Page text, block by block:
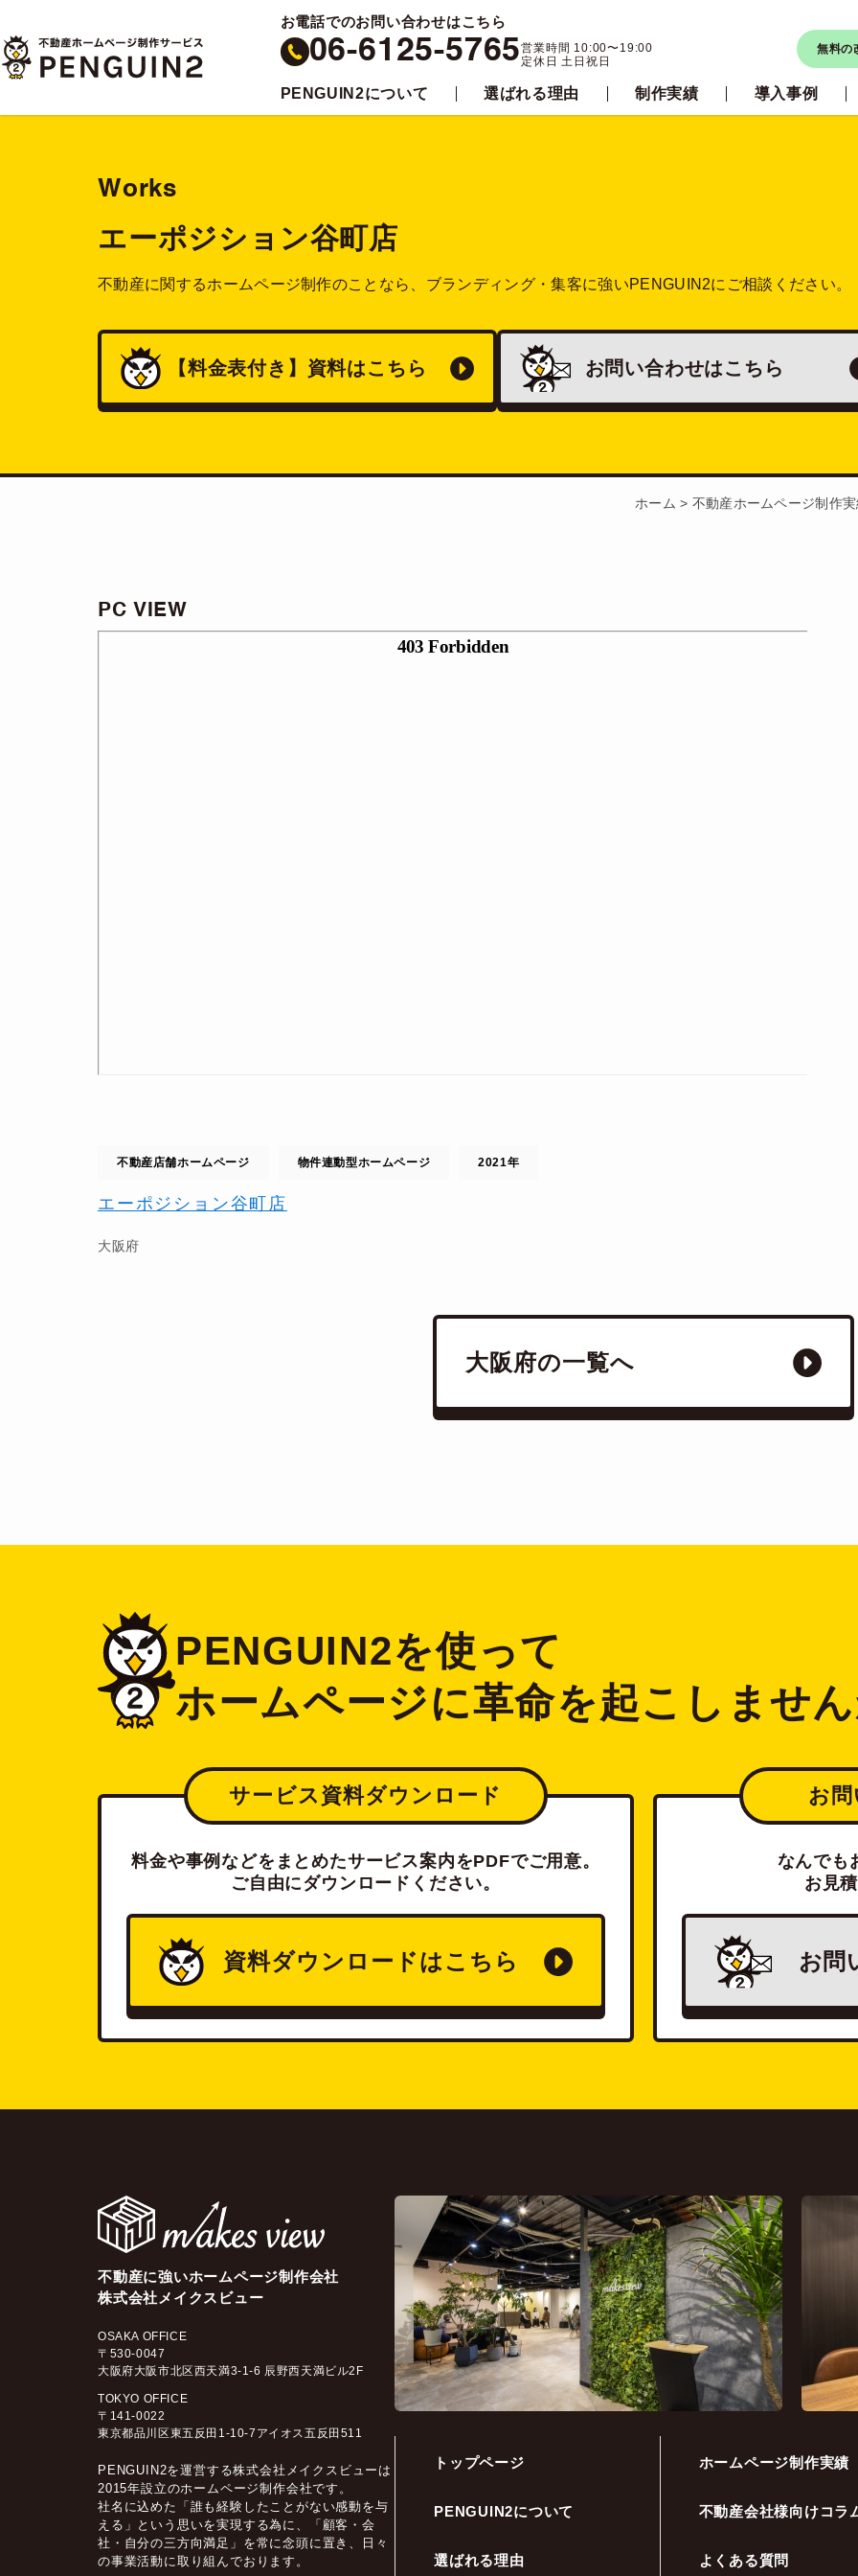
お電話でのお問い合わせはこちら
06-6125-5765営業時間 10:00〜19:00
定休日 土日祝日
無料の
PENGUIN2について 選ばれる理由 制作実績 導入事例
Works
エーポジション谷町店
不動産に関するホームページ制作のことなら、 ブランディング・集客に強いPENGUIN2にご相談ください。
【料金表付き】 資料はこちら お問い合わせはこちら
ホーム > 不動産ホームページ制作
PC VIEW
不動産店舗ホームページ 物件連動型ホームページ 2021年
エーポジション谷町店
大阪府
大阪府の一覧へ
PENGUIN2を使って
ホームページに革命を起こしませ
サービス資料ダウンロード
料金や事例などをまとめたサービス案内をPDFでご用意。
ご自由にダウンロードください。
資料ダウンロードはこちら
お
なんでも
お見
お問
不動産に強いホームページ制作会社
株式会社メイクスビュー
OSAKA OFFICE
〒530-0047
大阪府大阪市北区西天満3-1-6 辰野西天満ビル2F
TOKYO OFFICE
〒141-0022
東京都品川区東五反田1-10-7アイオス五反田511
PENGUIN2を運営する株式会社メイクスビューは
2015年設立のホームページ制作会社です。
社名に込めた「誰も経験したことがない感動を与
える」という思いを実現する為に、「顧客・会
社・自分の三方向満足」を常に念頭に置き、日々
の事業活動に取り組んでおります。
トップページ
PENGUIN2について
選ばれる理由
ホームページ制作実績
不動産会社様向けコラ
よくある質問